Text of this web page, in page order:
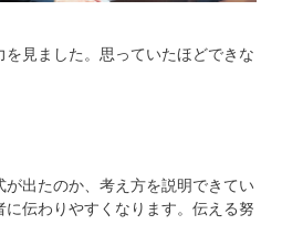
見ました。思っていたほどできな
出たのか、考え方を説明できてい
伝わりやすくなります。伝える努